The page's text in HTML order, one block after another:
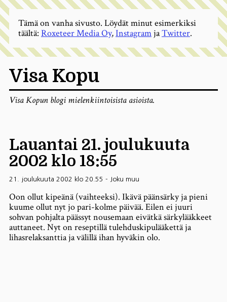
Visa Kopu
Visa Kopun blogi mielenkiintoisista asioista.
Lauantai 21. joulukuuta
2002 klo 18:55
21. joulukuuta 2002 klo 20.55 - Joku muu
Oon ollut kipeänä (vaihteeksi). Ikävä päänsärky ja pieni
kuume ollut nyt jo pari-kolme päivää. Eilen ei juuri
sohvan pohjalta päässyt nousemaan eivätkä särkylääkkeet
auttaneet. Nyt on reseptillä tulehduskipulääkettä ja
lihasrelaksanttia ja välillä ihan hyväkin olo.
Tämä on vanha sivusto. Löydät minut esimerkiksi
täältä: Roxeteer Media Oy,InstagramjaTwitter.